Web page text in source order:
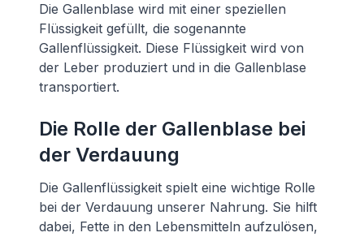
Die Gallenblase wird mit einer speziellen
Flüssigkeit gefüllt, die sogenannte
Gallenflüssigkeit. Diese Flüssigkeit wird von
der Leber produziert und in die Gallenblase
transportiert.
Die Rolle der Gallenblase bei
der Verdauung
Die Gallenflüssigkeit spielt eine wichtige Rolle
bei der Verdauung unserer Nahrung. Sie hilft
dabei, Fette in den Lebensmitteln aufzulösen,